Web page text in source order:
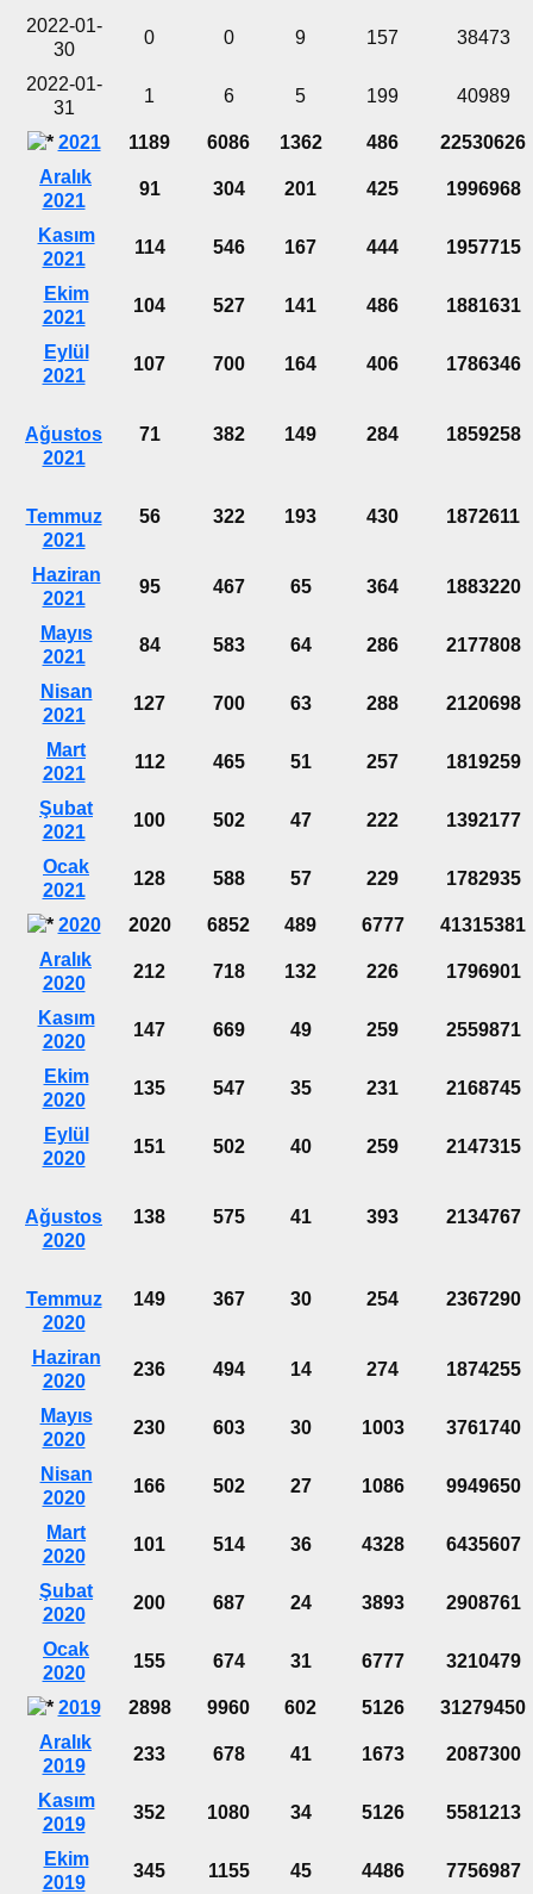
2022-01-
30
0 0 9 157 38473
2022-01-
31
1 6 5 199 40989
2021 1189 6086 1362 486
22530626
Aralık
2021
91 304 201 425 1996968
Kasım
2021
114 546 167 444 1957715
Ekim
2021
104 527 141 486 1881631
Eylül
2021
107 700 164 406 1786346
Ağustos
2021
71 382 149 284 1859258
Temmuz
2021
56 322 193 430 1872611
Haziran
2021
95 467 65 364 1883220
Mayıs
2021
84 583 64 286 2177808
Nisan
2021
127 700 63 288 2120698
Mart
2021
112 465 51 257 1819259
Şubat
2021
100 502 47 222 1392177
Ocak
2021
128 588 57 229 1782935
2020 2020 6852 489 6777
41315381
Aralık
2020
212 718 132 226 1796901
Kasım
2020
147 669 49 259 2559871
Ekim
2020
135 547 35 231 2168745
Eylül
2020
151 502 40 259 2147315
Ağustos
2020
138 575 41 393 2134767
Temmuz
2020
149 367 30 254 2367290
Haziran
2020
236 494 14 274 1874255
Mayıs
2020
230 603 30 1003 3761740
Nisan
2020
166 502 27 1086 9949650
Mart
2020
101 514 36 4328 6435607
Şubat
2020
200 687 24 3893 2908761
Ocak
2020
155 674 31 6777 3210479
2019 2898 9960 602 5126
31279450
Aralık
2019
233 678 41 1673 2087300
Kasım
2019
352 1080 34 5126 5581213
Ekim
2019
345 1155 45 4486 7756987